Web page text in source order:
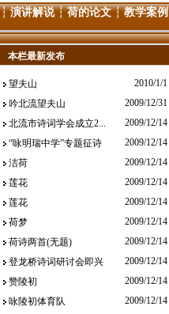
┆ 演讲解说 ┆ 荷的论文 ┆ 教学案例
本栏最新发布
望夫山
2010/1/1
吟北流望夫山
2009/12/31
北流市诗词学会成立2...
2009/12/14
“咏明瑞中学”专题征诗
2009/12/14
洁荷
2009/12/14
莲花
2009/12/14
莲花
2009/12/14
荷梦
2009/12/14
荷诗两首(无题)
2009/12/14
登龙桥诗词研讨会即兴
2009/12/14
赞陵初
2009/12/14
咏陵初体育队
2009/12/14